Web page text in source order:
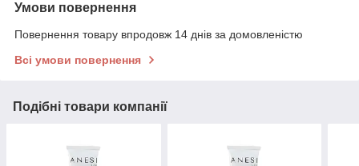
Умови повернення
Повернення товару впродовж 14 днів за домовленістю
Всі умови повернення
Подібні товари компанії